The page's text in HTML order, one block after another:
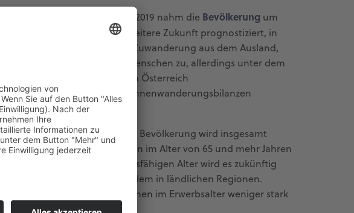
gewachsen, von 2001–2019 nahm die Bevölkerung um
wird für die weitere Zukunft prognostiziert, in
in erster Linie aufgrund der Zuwanderung aus dem Ausland,
wanderten Menschen zu, allerdings unter dem
Teil der politischen Bezirke in Österreich
und negative Binnenwanderungsbilanzen
der Altersstruktur: Die Bevölkerung wird insgesamt
2040 die Zahl der Personen im Alter von 65 und mehr Jahren
% zu. Personen im erwerbsfähigen Alter wird es zukünftig
Entwicklungen wirken vor allem in ländlichen Regionen.
Zuwanderung von Personen im Erwerbsalter weniger stark